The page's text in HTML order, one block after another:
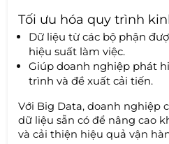
Tối ưu hóa quy trình
Dữ liệu từ các bộ phận
hiệu suất làm việc.
Giúp doanh nghiệp phát
trình và đề xuất cải tiến.
Với Big Data, doanh nghiệp
dữ liệu sẵn có để nâng cao
và cải thiện hiệu quả vận